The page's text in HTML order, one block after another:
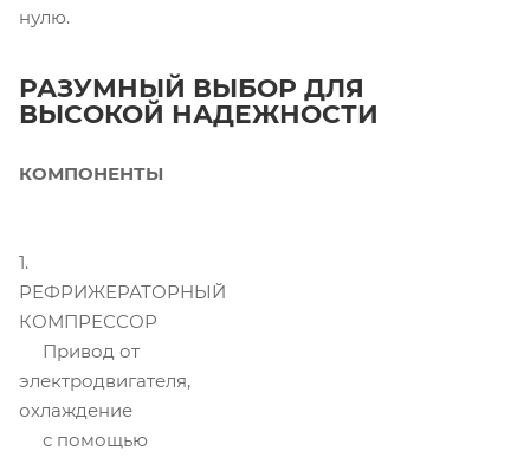
нулю.
РАЗУМНЫЙ ВЫБОР ДЛЯ
ВЫСОКОЙ НАДЕЖНОСТИ
КОМПОНЕНТЫ
1.
РЕФРИЖЕРАТОРНЫЙ
КОМПРЕССОР
Привод от
электродвигателя,
охлаждение
с помощью